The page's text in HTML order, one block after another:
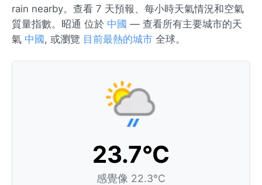
rain nearby。查看 7 天預報、每小時天氣情況和空氣
質量指數。昭通 位於 中國 — 查看所有主要城市的天
氣 中國 , 或瀏覽 目前最熱的城市 全球。
23.7°C
感覺像 22.3°C